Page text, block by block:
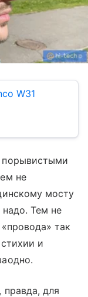
W31
порывистыми
не
мосту
Тем не
так
и
для